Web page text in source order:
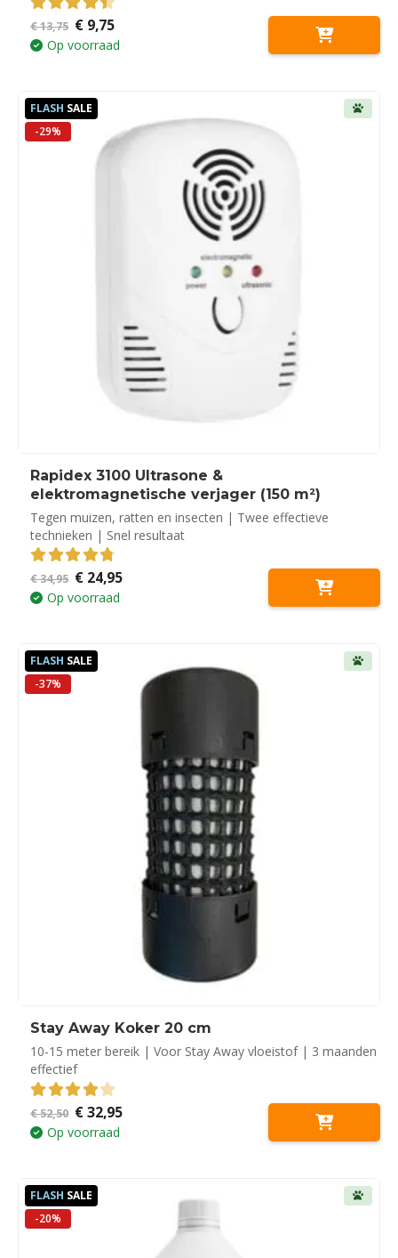
4.50 out of 5
€13,75 Oorspronkelijke
prijs
was:
€9,75Huidige
prijs
is:
Op voorraad
FLASH SALE
-29%
Rapidex 3100 Ultrasone &
elektromagnetische verjager (150 m²)
Tegen muizen, ratten en insecten | Twee effectieve
technieken | Snel resultaat
4.80 out of 5
€34,95 Oorspronkelijke
prijs
was:
€24,95Huidige
Op voorraad
FLASH SALE
-37%
Stay Away Koker 20 cm
10-15 meter bereik | Voor Stay Away vloeistof | 3 maanden
effectief
4.00 out of 5
€52,50 Oorspronkelijke
prijs
was:
€32,95Huidige
Op voorraad
FLASH SALE
-20%